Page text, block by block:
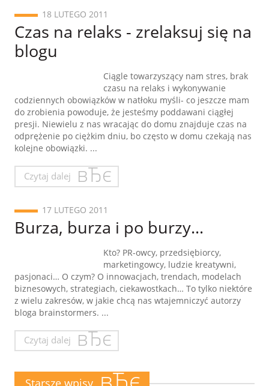
18 LUTEGO 2011
Czas na relaks - zrelaksuj się na
blogu
Ciągle towarzyszący nam stres, brak
czasu na relaks i wykonywanie
codziennych obowiązków w natłoku myśli- co jeszcze mam
do zrobienia powoduje, że jesteśmy poddawani ciągłej
presji. Niewielu z nas wracając do domu znajduje czas na
odprężenie po ciężkim dniu, bo często w domu czekają nas
kolejne obowiązki. ...
Czytaj dalej
17 LUTEGO 2011
Burza, burza i po burzy…
Kto? PR-owcy, przedsiębiorcy,
marketingowcy, ludzie kreatywni,
pasjonaci… O czym? O innowacjach, trendach, modelach
biznesowych, strategiach, ciekawostkach… To tylko niektóre
z wielu zakresów, w jakie chcą nas wtajemniczyć autorzy
bloga brainstormers. ...
Czytaj dalej
Starsze wpisy